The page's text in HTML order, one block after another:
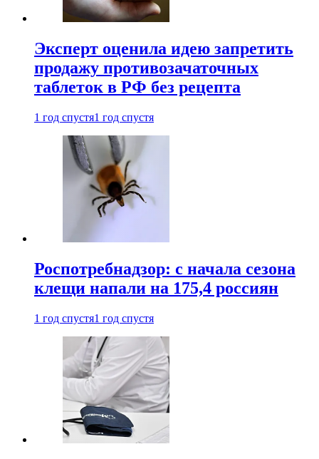
Эксперт оценила идею запретить
продажу противозачаточных
таблеток в РФ без рецепта
1 год спустя1 год спустя
Роспотребнадзор: с начала сезона
клещи напали на 175,4 россиян
1 год спустя1 год спустя